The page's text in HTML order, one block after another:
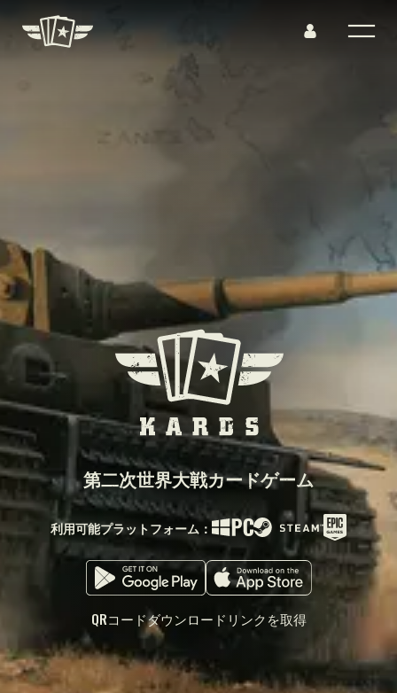
第二次世界大戦カードゲーム
利用可能プラットフォーム：
QRコードダウンロードリンクを取得